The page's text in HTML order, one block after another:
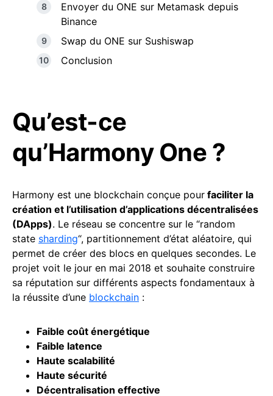
Envoyer du ONE sur Metamask depuis
Binance
Swap du ONE sur Sushiswap
Conclusion
Qu’est-ce
qu’Harmony One ?
Harmony est une blockchain conçue pour faciliter la
création et l’utilisation d’applications décentralisées
(DApps). Le réseau se concentre sur le “random
state sharding“, partitionnement d’état aléatoire, qui
permet de créer des blocs en quelques secondes. Le
projet voit le jour en mai 2018 et souhaite construire
sa réputation sur différents aspects fondamentaux à
la réussite d’une blockchain :
Faible coût énergétique
Faible latence
Haute scalabilité
Haute sécurité
Décentralisation effective